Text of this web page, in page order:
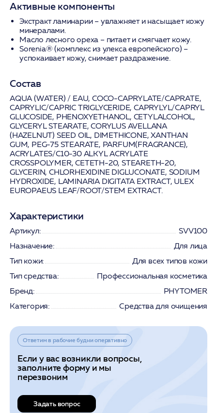
Активные компоненты
Экстракт ламинарии – увлажняет и насыщает кожу
минералами.
Масло лесного ореха – питает и смягчает кожу.
Sorenia® (комплекс из улекса европейского) –
успокаивает кожу, снимает раздражение.
Состав
AQUA (WATER) / EAU, COCO-CAPRYLATE/CAPRATE,
CAPRYLIC/CAPRIC TRIGLYCERIDE, CAPRYLYL/CAPRYL
GLUCOSIDE, PHENOXYETHANOL, CETYLALCOHOL,
GLYCERYL STEARATE, CORYLUS AVELLANA
(HAZELNUT) SEED OIL, DIMETHICONE, XANTHAN
GUM, PEG-75 STEARATE, PARFUM(FRAGRANCE),
ACRYLATES/C10-30 ALKYL ACRYLATE
CROSSPOLYMER, CETETH-20, STEARETH-20,
GLYCERIN, CHLORHEXIDINE DIGLUCONATE, SODIUM
HYDROXIDE, LAMINARIA DIGITATA EXTRACT, ULEX
EUROPAEUS LEAF/ROOT/STEM EXTRACT.
Характеристики
Артикул:
SVV100
Назначение:
Для лица
Тип кожи:
Для всех типов кожи
Тип средства:
Профессиональная косметика
Бренд:
PHYTOMER
Категория:
Средства для очищения
Ответим в рабочие будни оперативно
Если у вас возникли вопросы,
заполните форму и мы
перезвоним
Задать вопрос